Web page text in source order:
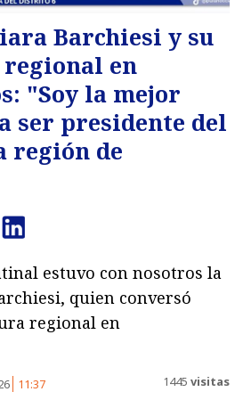
Barchiesi y su
en
"Soy la mejor
ser presidente del
región de
estuvo con nosotros la
quien conversó
regional en
11:37 1445 visitas